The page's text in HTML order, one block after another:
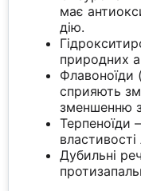
має
дію.
природних
Флавоноїди
сприяють
зменшенню
Терпеноїди
властивості
Дубильні